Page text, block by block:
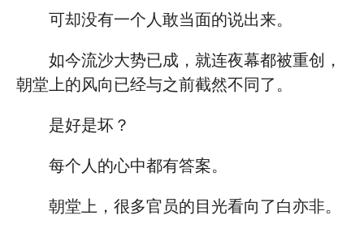
可却没有一个人敢当面的说出来。
如今流沙大势已成，就连夜幕都被重创，
朝堂上的风向已经与之前截然不同了。
是好是坏？
每个人的心中都有答案。
朝堂上，很多官员的目光看向了白亦非。